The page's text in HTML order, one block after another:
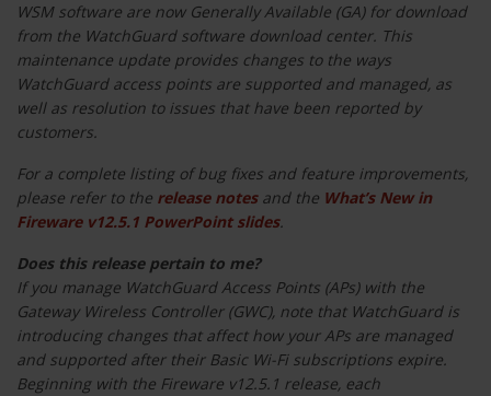
WSM software are now Generally Available (GA) for download
from the WatchGuard software download center. This
maintenance update provides changes to the ways
WatchGuard access points are supported and managed, as
well as resolution to issues that have been reported by
customers.
For a complete listing of bug fixes and feature improvements,
please refer to the release notes and the What’s New in
Fireware v12.5.1 PowerPoint slides.
Does this release pertain to me?
If you manage WatchGuard Access Points (APs) with the
Gateway Wireless Controller (GWC), note that WatchGuard is
introducing changes that affect how your APs are managed
and supported after their Basic Wi-Fi subscriptions expire.
Beginning with the Fireware v12.5.1 release, each